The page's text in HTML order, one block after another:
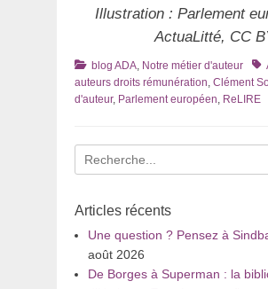
Illustration : Parlement
ActuaLitté, CC
Catégories
blog ADA Notre métier d'auteur
auteurs droits rémunération Clément
d'auteur, Parlement européen ReLIRE
Recherche
pour
Articles récents
Une question ? Pensez à
août 2026
De Borges à Superman : la